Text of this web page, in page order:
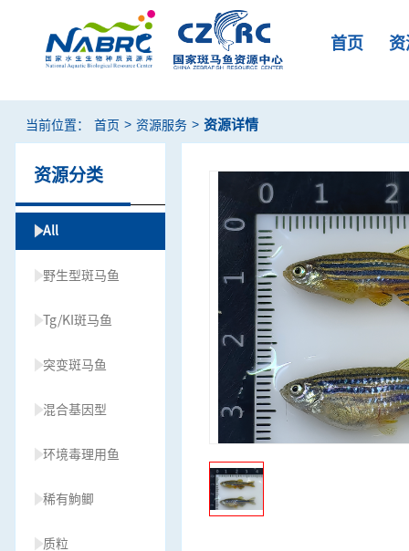
首页
当前位置： 首页 > 资源服务 > 资源详情
资源分类
All
野生型斑马鱼
Tg/KI斑马鱼
突变斑马鱼
混合基因型
环境毒理用鱼
稀有鮈鲫
质粒